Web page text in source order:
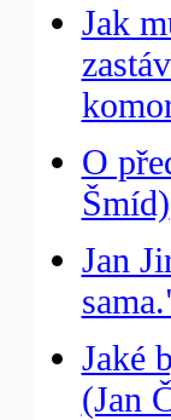
Jak
O
Šmíd)
Jan
Jaké
(Jan